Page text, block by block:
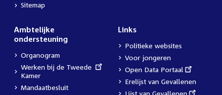
Sitemap
Ambtelijke
ondersteuning
Organogram
External
link:
Werken bij de Tweede
Kamer
Mandaatbesluit
Links
Politieke websites
Voor jongeren
External
link:
Open Data Portaal
Erelijst van Gevallenen
External
Lijst van Gevallenen